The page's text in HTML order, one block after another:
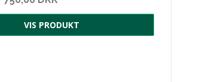
VIS PRODUKT